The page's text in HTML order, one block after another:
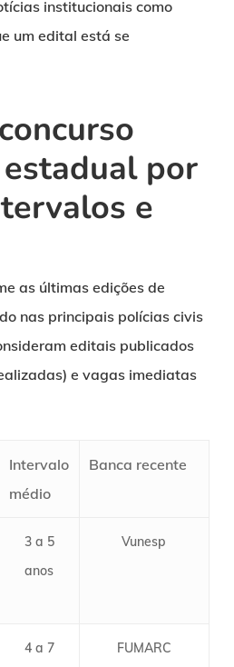
institucionais como
um edital está se
por
e
as últimas edições de
nas principais polícias civis
editais publicados
e vagas imediatas
Intervalo
médio
Banca recente
3 a 5
anos
Vunesp
4 a 7
FUMARC